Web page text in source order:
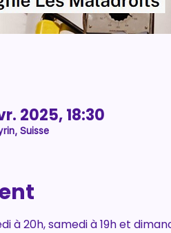
2025, 18:30
Suisse
à 20h, samedi à 19h et